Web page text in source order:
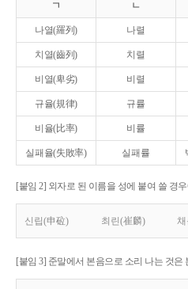
ㄱ ㄴ
나열(羅列) 나렬
치열(齒列) 치렬
비열(卑劣) 비렬
규율(規律) 규률
비율(比率) 비률
실패율(失敗率) 실패률
[붙임 2] 외자로 된 이름을 성에 붙여 쓸 경
신립(申砬) 최린(崔麟)
[붙임 3] 준말에서 본음으로 소리 나는 것은